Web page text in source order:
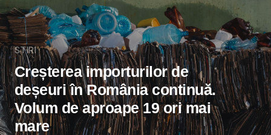
STIRI
Creșterea importurilor de
deșeuri în România continuă.
Volum de aproape 19 ori mai
mare